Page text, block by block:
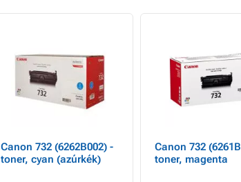
Canon 732 (6262B002) -
toner, cyan (azúrkék)
Canon 732
toner, magenta